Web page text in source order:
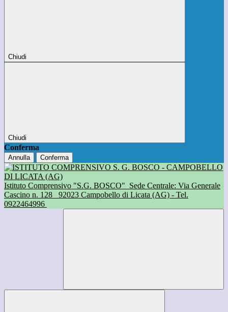
Chiudi
Chiudi
Conferma
Annulla Conferma
Istituto Comprensivo "S.G. BOSCO" Sede Centrale: Via Generale
Cascino n. 128
92023 Campobello di Licata (AG) - Tel.
0922464996